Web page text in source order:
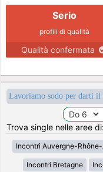
Serio
profili di qualità
Qualità confermata
Lavoriamo sodo per darti
Trova single nelle aree
Incontri Auvergne-
Incontri Bretagne